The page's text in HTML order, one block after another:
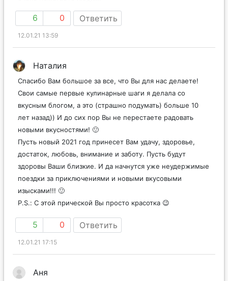
6 0 Ответить
12.01.21 13:59
Наталия
Спасибо Вам большое за все, что Вы для нас делаете!
Свои самые первые кулинарные шаги я делала со
вкусным блогом, а это (страшно подумать) больше 10
лет назад)) И до сих пор Вы не перестаете радовать
новыми вкусностями! 🙂
Пусть новый 2021 год принесет Вам удачу, здоровье,
достаток, любовь, внимание и заботу. Пусть будут
здоровы Ваши близкие. И да начнутся уже неудержимые
поездки за приключениями и новыми вкусовыми
изысками!!! 🙂
5 0 Ответить
12.01.21 17:15